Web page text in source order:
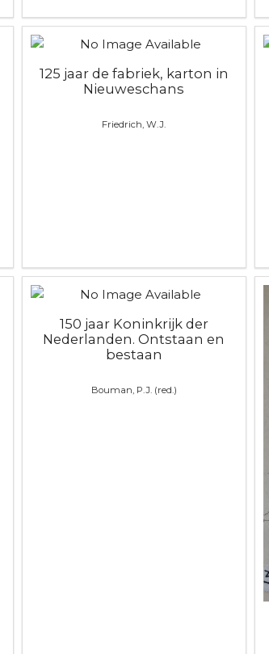
125 jaar de fabriek, karton in
Nieuweschans
Friedrich, W.J.
150 jaar Koninkrijk der
Nederlanden. Ontstaan en
bestaan
Bouman, P.J. (red.)